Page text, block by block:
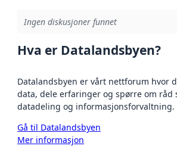
Ingen diskusjoner funnet
Hva er Datalandsbyen?
Datalandsbyen er vårt nettforum hvor
data, dele erfaringer og spørre om råd
datadeling og informasjonsforvaltning.
Gå til Datalandsbyen
Mer informasjon